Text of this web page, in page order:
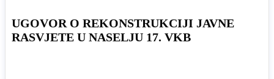
UGOVOR O REKONSTRUKCIJI JAVNE
RASVJETE U NASELJU 17. VKB